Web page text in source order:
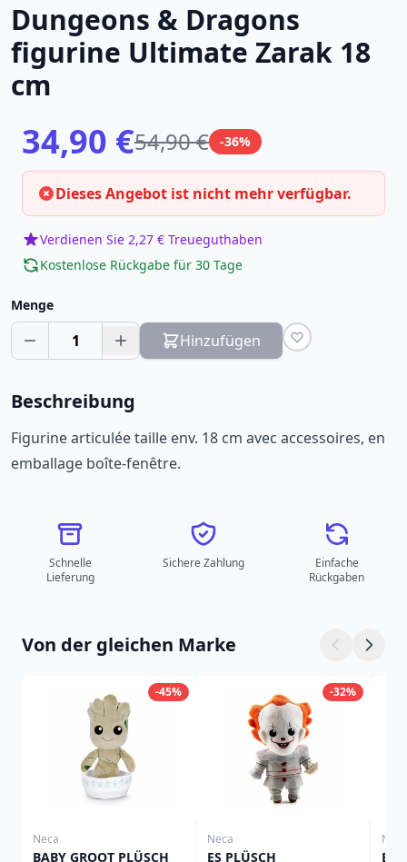
Dungeons & Dragons
figurine Ultimate Zarak 18
cm
34,90 €54,90 € -36%
Dieses Angebot ist nicht mehr verfügbar.
Verdienen Sie 2,27 € Treueguthaben
Kostenlose Rückgabe für 30 Tage
Menge
1 Hinzufügen
Beschreibung
Figurine articulée taille env. 18 cm avec accessoires, en
emballage boîte-fenêtre.
Schnelle
Lieferung
Sichere Zahlung
Einfache
Rückgaben
Von der gleichen Marke
-45%
Neca
BABY GROOT PLÜSCH
-32%
Neca
ES PLÜSCH
Neca